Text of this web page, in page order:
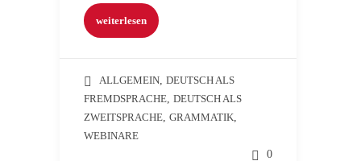
weiterlesen
ALLGEMEIN, DEUTSCH ALS
FREMDSPRACHE, DEUTSCH ALS
ZWEITSPRACHE, GRAMMATIK,
WEBINARE
0